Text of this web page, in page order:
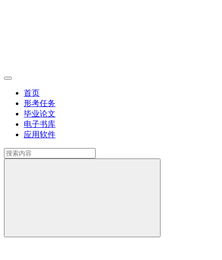
首页
形考任务
毕业论文
电子书库
应用软件